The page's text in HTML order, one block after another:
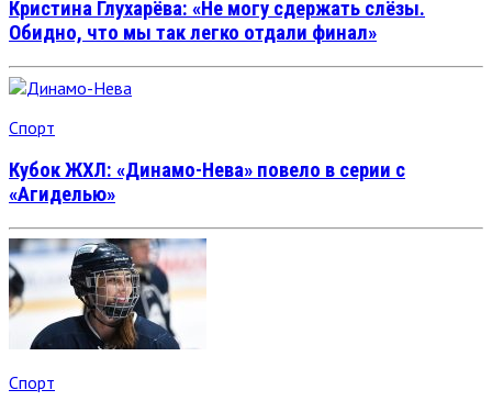
Кристина Глухарёва: «Не могу сдержать слёзы.
Обидно, что мы так легко отдали финал»
Спорт
Кубок ЖХЛ: «Динамо-Нева» повело в серии с
«Агиделью»
Спорт